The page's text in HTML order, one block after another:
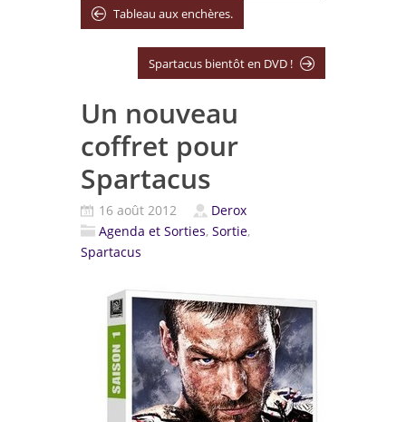
Tableau aux enchères.
Spartacus bientôt en DVD !
Un nouveau
coffret pour
Spartacus
16 août 2012
Derox
Agenda et Sorties, Sortie,
Spartacus